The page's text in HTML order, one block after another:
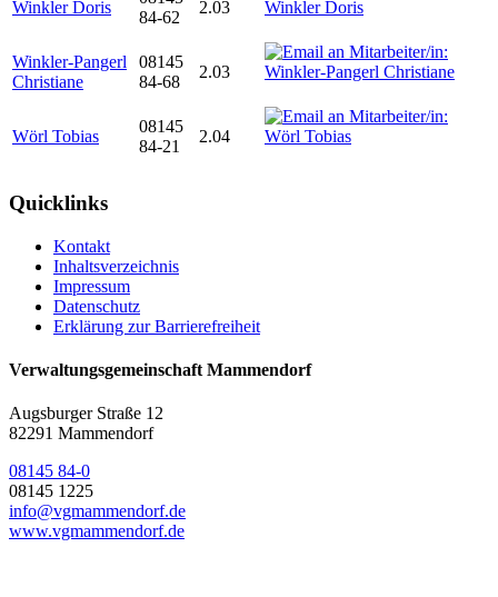
Winkler Doris
84-62
2.03
Winkler-Pangerl
Christiane
08145
84-68
2.03
Wörl Tobias
08145
84-21
2.04
Quicklinks
Kontakt
Inhaltsverzeichnis
Impressum
Datenschutz
Erklärung zur Barrierefreiheit
Verwaltungsgemeinschaft Mammendorf
Augsburger Straße 12
82291 Mammendorf
08145 84-0
08145 1225
info@vgmammendorf.de
www.vgmammendorf.de